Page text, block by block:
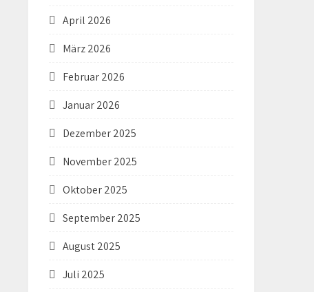
April 2026
März 2026
Februar 2026
Januar 2026
Dezember 2025
November 2025
Oktober 2025
September 2025
August 2025
Juli 2025